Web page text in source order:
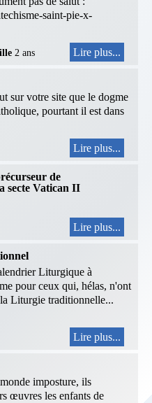
saint-pie-x-
2 ans Lire plus...
sur votre site que le dogme
pourtant il est dans
Lire plus...
de
secte Vatican II
Lire plus...
Liturgique à
pour ceux qui, hélas, n'ont
Liturgie traditionnelle...
Lire plus...
imposture, ils
œuvres les enfants de